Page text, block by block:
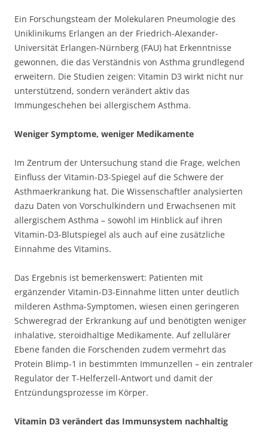
Ein Forschungsteam der Molekularen Pneumologie des
Uniklinikums Erlangen an der Friedrich-Alexander-
Universität Erlangen-Nürnberg (FAU) hat Erkenntnisse
gewonnen, die das Verständnis von Asthma grundlegend
erweitern. Die Studien zeigen: Vitamin D3 wirkt nicht nur
unterstützend, sondern verändert aktiv das
Immungeschehen bei allergischem Asthma.
Weniger Symptome, weniger Medikamente
Im Zentrum der Untersuchung stand die Frage, welchen
Einfluss der Vitamin-D3-Spiegel auf die Schwere der
Asthmaerkrankung hat. Die Wissenschaftler analysierten
dazu Daten von Vorschulkindern und Erwachsenen mit
allergischem Asthma – sowohl im Hinblick auf ihren
Vitamin-D3-Blutspiegel als auch auf eine zusätzliche
Einnahme des Vitamins.
Das Ergebnis ist bemerkenswert: Patienten mit
ergänzender Vitamin-D3-Einnahme litten unter deutlich
milderen Asthma-Symptomen, wiesen einen geringeren
Schweregrad der Erkrankung auf und benötigten weniger
inhalative, steroidhaltige Medikamente. Auf zellulärer
Ebene fanden die Forschenden zudem vermehrt das
Protein Blimp-1 in bestimmten Immunzellen – ein zentraler
Regulator der T-Helferzell-Antwort und damit der
Entzündungsprozesse im Körper.
Vitamin D3 verändert das Immunsystem nachhaltig